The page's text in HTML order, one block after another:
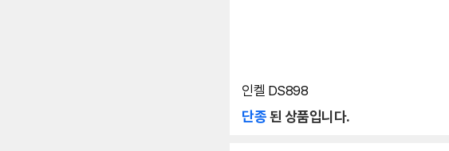
인켈 DS898
단종된 상품입니다.